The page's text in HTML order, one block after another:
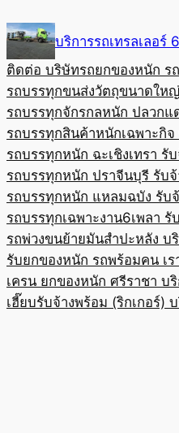
to
content
บริการรถเทรลเลอ
ติดต่อ บริษัทรถยกของหนัก ร
รถบรรทุกขนส่งวัตถุขนาดให
รถบรรทุกจักรกลหนัก ปลวกแ
รถบรรทุกสินค้าหนักเฉพาะกิ
รถบรรทุกหนัก ฉะเชิงเทรา รั
รถบรรทุกหนัก ปราจีนบุรี รับ
รถบรรทุกหนัก แหลมฉบัง รับ
รถบรรทุกเฉพาะงาน6เพลา
รถพ่วงขนย้ายมันสำปะหลัง บ
รับยกของหนัก รถพร้อมคน เ
เครน ยกของหนัก ศรีราชา บ
เฮี๊ยบรับจ้างพร้อม (ริกเกอร์)